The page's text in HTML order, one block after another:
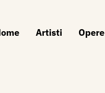
Artisti Opere